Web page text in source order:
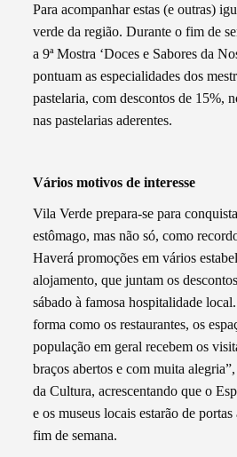
Para acompanhar estas (e outras)
verde da região. Durante o fim de
a 9ª Mostra ‘Doces e Sabores da
pontuam as especialidades dos
pastelaria, com descontos de 15%,
nas pastelarias aderentes.
Vários motivos de interesse
Vila Verde prepara-se para
estômago, mas não só, como
Haverá promoções em vários
alojamento, que juntam os
sábado à famosa hospitalidade
forma como os restaurantes, os
população em geral recebem os
braços abertos e com muita
da Cultura, acrescentando que o
e os museus locais estarão de
fim de semana.